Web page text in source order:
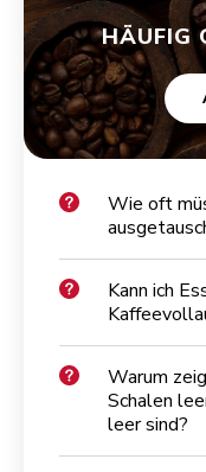
HÄUFIG
Wie oft
Kann ich
Warum
Schalen
leer sind?